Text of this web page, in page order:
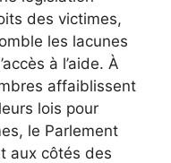
des victimes,
les lacunes
à l’aide. À
affaiblissent
lois pour
le Parlement
aux côtés des